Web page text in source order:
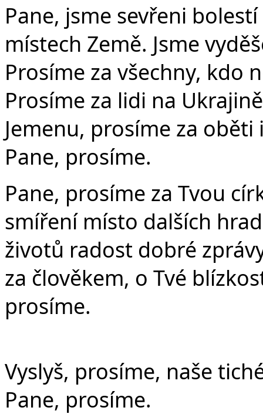
Pane, jsme sevřeni
místech Země. Jsme
Prosíme za všechny, kdo
Prosíme za lidi na
Jemenu, prosíme za oběti
Pane, prosíme.
Pane, prosíme za Tvou
smíření místo dalších
životů radost dobré
za člověkem, o Tvé
prosíme.
Vyslyš, prosíme, naše
Pane, prosíme.